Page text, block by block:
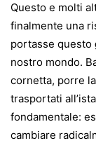
Questo e molti
finalmente una
portasse questo
nostro mondo.
cornetta, porre
trasportati
fondamentale:
cambiare